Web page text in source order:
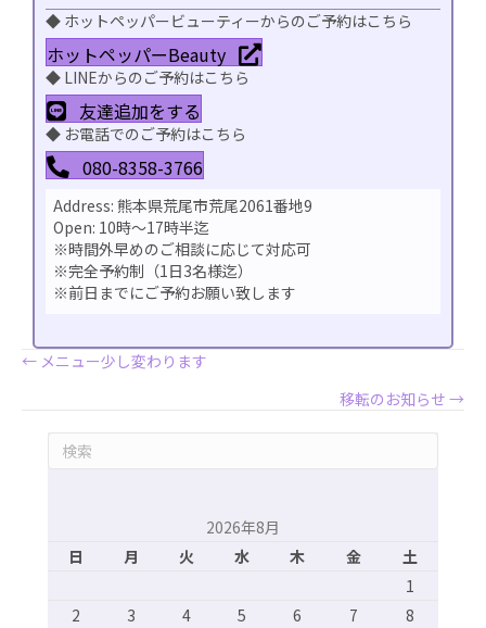
◆ ホットペッパービューティーからのご予約はこちら
ホットペッパーBeauty
◆ LINEからのご予約はこちら
友達追加をする
◆ お電話でのご予約はこちら
080-8358-3766
Address: 熊本県荒尾市荒尾2061番地9
Open: 10時〜17時半迄
※時間外早めのご相談に応じて対応可
※完全予約制（1日3名様迄）
※前日までにご予約お願い致します
Posts
← メニュー少し変わります
移転のお知らせ →
2026年8月
日
月 火 水 木 金
土
1
2
3 4 5 6 7
8